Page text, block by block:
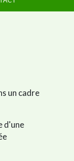
un cadre
d'une